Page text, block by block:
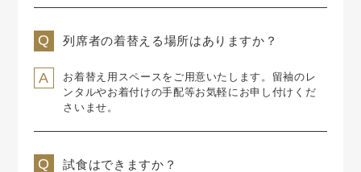
列席者の着替える場所はありますか？
お着替え用スペースをご用意いたします。 留袖のレ
ンタルやお着付けの手配等お気軽にお申し付けくだ
さいませ。
試食はできますか？